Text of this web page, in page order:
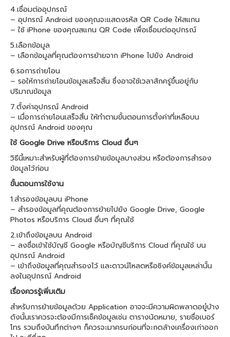
4.เชื่อมต่ออุปกรณ์
– อุปกรณ์ Android ของคุณจะแสดงรหัส QR Code ให้สแกน
– ใช้ iPhone ของคุณสแกน QR Code เพื่อเชื่อมต่ออุปกรณ์
5.เลือกข้อมูล
– เลือกข้อมูลที่คุณต้องการย้ายจาก iPhone ไปยัง Android
6.รอการถ่ายโอน
– รอให้การถ่ายโอนข้อมูลเสร็จสิ้น ซึ่งอาจใช้เวลาสักครู่ขึ้นอยู่กับ
ปริมาณข้อมูล
7.ตั้งค่าอุปกรณ์ Android
– เมื่อการถ่ายโอนเสร็จสิ้น ให้ทำตามขั้นตอนการตั้งค่าที่เหลือบน
อุปกรณ์ Android ของคุณ
ใช้ Google Drive หรือบริการ Cloud อื่นๆ
วิธีนี้เหมาะสำหรับผู้ที่ต้องการย้ายข้อมูลบางส่วน หรือต้องการสำรอง
ข้อมูลไว้ก่อน
ขั้นตอนการใช้งาน
1.สำรองข้อมูลบน iPhone
– สำรองข้อมูลที่คุณต้องการย้ายไปยัง Google Drive, Google
Photos หรือบริการ Cloud อื่นๆ ที่คุณใช้
2.เข้าถึงข้อมูลบน Android
– ลงชื่อเข้าใช้บัญชี Google หรือบัญชีบริการ Cloud ที่คุณใช้ บน
อุปกรณ์ Android
– เข้าถึงข้อมูลที่คุณสำรองไว้ และดาวน์โหลดหรือซิงค์ข้อมูลเหล่านั้น
ลงในอุปกรณ์ Android
เรื่องควรรู้เพิ่มเติม
สำหรับการย้ายข้อมูลด้วย Application อาจจะมีความผิดพลาดอยู๋บ้าง
ดังนั้นเราควรจะต้องมีการเช็คข้อมูลเช่น ตารางนัดหมาย, รายชื่อเบอร์
โทร รวมถึงบันทึกต่างๆ ก็ควรจะมาครบก่อนที่จะกดล้างเครื่องเก่าออก